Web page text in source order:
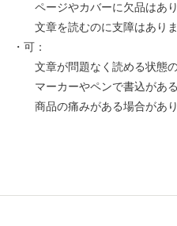
ページやカバーに欠品はあり
文章を読むのに支障はありま
・可：
文章が問題なく読める状態の
マーカーやペンで書込がある
商品の痛みがある場合があり